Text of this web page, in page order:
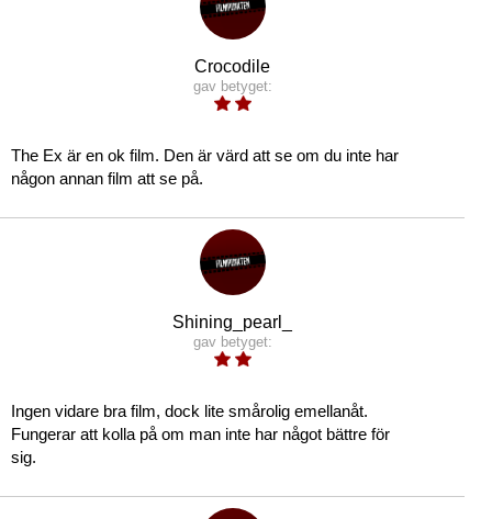
Crocodile
gav betyget:
The Ex är en ok film. Den är värd att se om du inte har
någon annan film att se på.
Shining_pearl_
gav betyget:
Ingen vidare bra film, dock lite smårolig emellanåt.
Fungerar att kolla på om man inte har något bättre för
sig.